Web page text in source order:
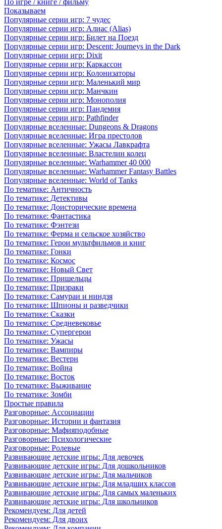
По игре / книге / фильму
Показываем
Популярные серии игр: 7 чудес
Популярные серии игр: Алиас (Alias)
Популярные серии игр: Билет на Поезд
Популярные серии игр: Descent: Journeys in the Dark
Популярные серии игр: Dixit
Популярные серии игр: Каркассон
Популярные серии игр: Колонизаторы
Популярные серии игр: Маленький мир
Популярные серии игр: Манчкин
Популярные серии игр: Монополия
Популярные серии игр: Пандемия
Популярные серии игр: Pathfinder
Популярные вселенные: Dungeons & Dragons
Популярные вселенные: Игра престолов
Популярные вселенные: Ужасы Лавкрафта
Популярные вселенные: Властелин колец
Популярные вселенные: Warhammer 40 000
Популярные вселенные: Warhammer Fantasy Battles
Популярные вселенные: World of Tanks
По тематике: Античность
По тематике: Детективы
По тематике: Доисторические времена
По тематике: Фантастика
По тематике: Фэнтези
По тематике: Ферма и сельское хозяйство
По тематике: Герои мультфильмов и книг
По тематике: Гонки
По тематике: Космос
По тематике: Новый Свет
По тематике: Пришельцы
По тематике: Призраки
По тематике: Самураи и ниндзя
По тематике: Шпионы и разведчики
По тематике: Сказки
По тематике: Средневековье
По тематике: Супергерои
По тематике: Ужасы
По тематике: Вампиры
По тематике: Вестерн
По тематике: Война
По тематике: Восток
По тематике: Выживание
По тематике: Зомби
Простые правила
Разговорные: Ассоциации
Разговорные: Истории и фантазия
Разговорные: Мафияподобные
Разговорные: Психологические
Разговорные: Ролевые
Развивающие детские игры: Для девочек
Развивающие детские игры: Для дошкольников
Развивающие детские игры: Для мальчиков
Развивающие детские игры: Для младших классов
Развивающие детские игры: Для самых маленьких
Развивающие детские игры: Для школьников
Рекомендуем: Для детей
Рекомендуем: Для двоих